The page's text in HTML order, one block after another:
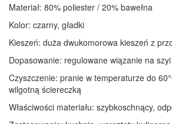
Materiał: 80% poliester / 20% bawełna
Kolor: czarny, gładki
Kieszeń: duża dwukomorowa kieszeń z
Dopasowanie: regulowane wiązanie na
Czyszczenie: pranie w temperaturze do
wilgotną ściereczką
Właściwości materiału: szybkoschnący,